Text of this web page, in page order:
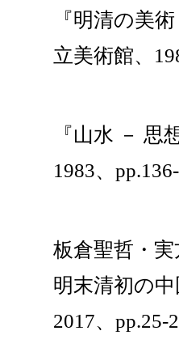
『明清の美
立美術館、
『山水 －
1983、
板倉聖哲・
明末清初の
2017、pp.25-